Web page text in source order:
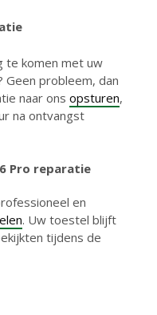
te komen met uw
probleem, dan
naar ons opsturen,
na ontvangst
Pro reparatie
en
. Uw toestel blijft
tijdens de